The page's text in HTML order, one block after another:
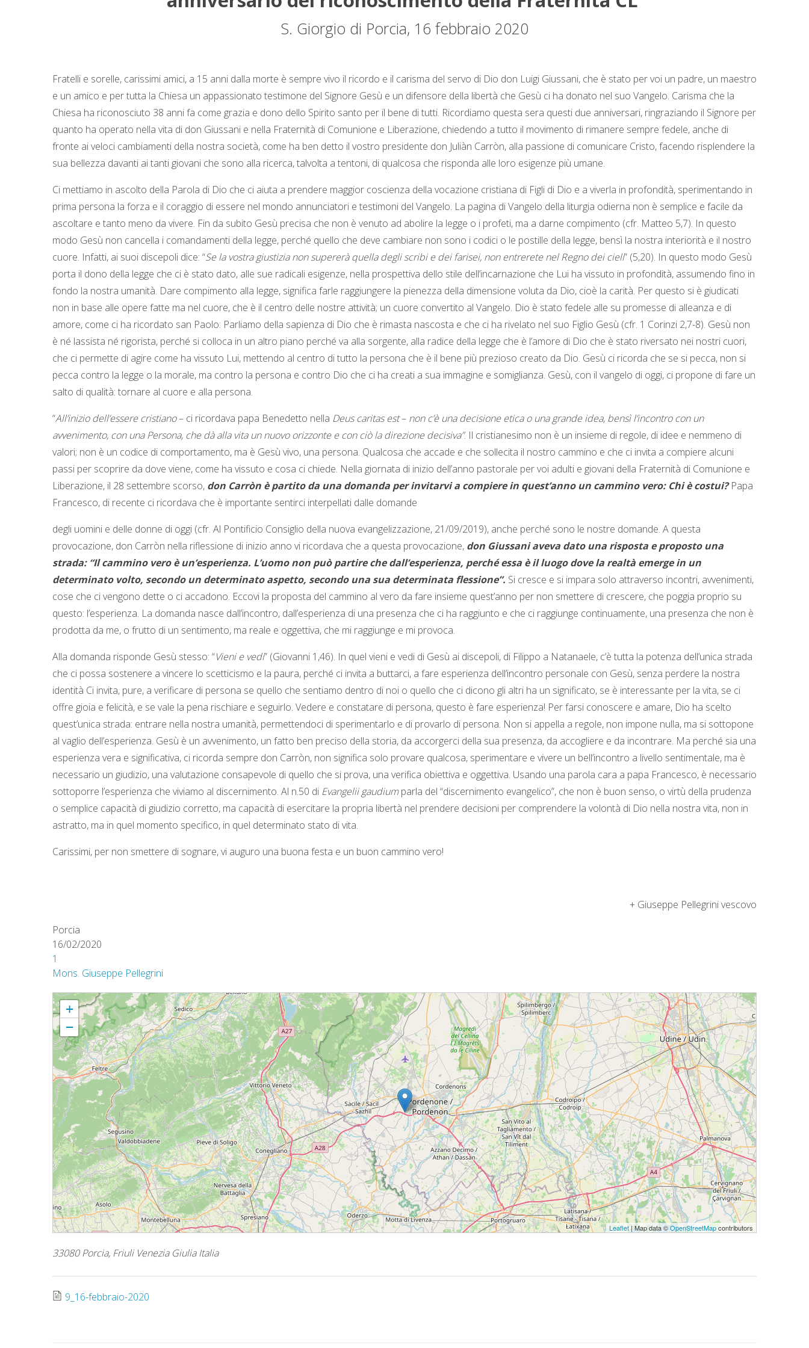
S. Giorgio di Porcia, 16 febbraio 2020
Fratelli e sorelle, carissimi amici, a 15 anni dalla morte è sempre vivo il ricordo e il carisma del servo di Dio don Luigi Giussani, che è stato per voi un padre, un maestro
e un amico e per tutta la Chiesa un appassionato testimone del Signore Gesù e un difensore della libertà che Gesù ci ha donato nel suo Vangelo. Carisma che la
Chiesa ha riconosciuto 38 anni fa come grazia e dono dello Spirito santo per il bene di tutti. Ricordiamo questa sera questi due anniversari, ringraziando il Signore per
quanto ha operato nella vita di don Giussani e nella Fraternità di Comunione e Liberazione, chiedendo a tutto il movimento di rimanere sempre fedele, anche di
fronte ai veloci cambiamenti della nostra società, come ha ben detto il vostro presidente don Juliàn Carròn, alla passione di comunicare Cristo, facendo risplendere la
sua bellezza davanti ai tanti giovani che sono alla ricerca, talvolta a tentoni, di qualcosa che risponda alle loro esigenze più umane.
Ci mettiamo in ascolto della Parola di Dio che ci aiuta a prendere maggior coscienza della vocazione cristiana di Figli di Dio e a viverla in profondità, sperimentando in
prima persona la forza e il coraggio di essere nel mondo annunciatori e testimoni del Vangelo. La pagina di Vangelo della liturgia odierna non è semplice e facile da
ascoltare e tanto meno da vivere. Fin da subito Gesù precisa che non è venuto ad abolire la legge o i profeti, ma a darne compimento (cfr. Matteo 5,7). In questo
modo Gesù non cancella i comandamenti della legge, perché quello che deve cambiare non sono i codici o le postille della legge, bensì la nostra interiorità e il nostro
cuore. Infatti, ai suoi discepoli dice: “Se la vostra giustizia non supererà quella degli scribi e dei farisei, non entrerete nel Regno dei cieli” (5,20). In questo modo Gesù
porta il dono della legge che ci è stato dato, alle sue radicali esigenze, nella prospettiva dello stile dell’incarnazione che Lui ha vissuto in profondità, assumendo fino in
fondo la nostra umanità. Dare compimento alla legge, significa farle raggiungere la pienezza della dimensione voluta da Dio, cioè la carità. Per questo si è giudicati
non in base alle opere fatte ma nel cuore, che è il centro delle nostre attività; un cuore convertito al Vangelo. Dio è stato fedele alle su promesse di alleanza e di
amore, come ci ha ricordato san Paolo: Parliamo della sapienza di Dio che è rimasta nascosta e che ci ha rivelato nel suo Figlio Gesù (cfr. 1 Corinzi 2,7-8). Gesù non
è né lassista né rigorista, perché si colloca in un altro piano perché va alla sorgente, alla radice della legge che è l’amore di Dio che è stato riversato nei nostri cuori,
che ci permette di agire come ha vissuto Lui, mettendo al centro di tutto la persona che è il bene più prezioso creato da Dio. Gesù ci ricorda che se si pecca, non si
pecca contro la legge o la morale, ma contro la persona e contro Dio che ci ha creati a sua immagine e somiglianza. Gesù, con il vangelo di oggi, ci propone di fare un
salto di qualità: tornare al cuore e alla persona.
“All’inizio dell’essere cristiano– ci ricordava papa Benedetto nella Deus caritas est– non c’è una decisione etica o una grande idea, bensì l’incontro con un
avvenimento, con una Persona, che dà alla vita un nuovo orizzonte e con ciò la direzione decisiva”. Il cristianesimo non è un insieme di regole, di idee e nemmeno di
valori; non è un codice di comportamento, ma è Gesù vivo, una persona. Qualcosa che accade e che sollecita il nostro cammino e che ci invita a compiere alcuni
passi per scoprire da dove viene, come ha vissuto e cosa ci chiede. Nella giornata di inizio dell’anno pastorale per voi adulti e giovani della Fraternità di Comunione e
Liberazione, il 28 settembre scorso, don Carròn è partito da una domanda per invitarvi a compiere in quest’anno un cammino vero: Chi è costui?Papa
Francesco, di recente ci ricordava che è importante sentirci interpellati dalle domande
degli uomini e delle donne di oggi (cfr. Al Pontificio Consiglio della nuova evangelizzazione, 21/09/2019), anche perché sono le nostre domande. A questa
provocazione, don Carròn nella riflessione di inizio anno vi ricordava che a questa provocazione, don Giussani aveva dato una risposta e proposto una
strada: “Il cammino vero è un’esperienza. L’uomo non può partire che dall’esperienza, perché essa è il luogo dove la realtà emerge in un
determinato volto, secondo un determinato aspetto, secondo una sua determinata flessione”. Si cresce e si impara solo attraverso incontri, avvenimenti,
cose che ci vengono dette o ci accadono. Eccovi la proposta del cammino al vero da fare insieme quest’anno per non smettere di crescere, che poggia proprio su
questo: l’esperienza. La domanda nasce dall’incontro, dall’esperienza di una presenza che ci ha raggiunto e che ci raggiunge continuamente, una presenza che non è
prodotta da me, o frutto di un sentimento, ma reale e oggettiva, che mi raggiunge e mi provoca.
Alla domanda risponde Gesù stesso: “Vieni e vedi” (Giovanni 1,46). In quel vieni e vedi di Gesù ai discepoli, di Filippo a Natanaele, c’è tutta la potenza dell’unica strada
che ci possa sostenere a vincere lo scetticismo e la paura, perché ci invita a buttarci, a fare esperienza dell’incontro personale con Gesù, senza perdere la nostra
identità Ci invita, pure, a verificare di persona se quello che sentiamo dentro di noi o quello che ci dicono gli altri ha un significato, se è interessante per la vita, se ci
offre gioia e felicità, e se vale la pena rischiare e seguirlo. Vedere e constatare di persona, questo è fare esperienza! Per farsi conoscere e amare, Dio ha scelto
quest’unica strada: entrare nella nostra umanità, permettendoci di sperimentarlo e di provarlo di persona. Non si appella a regole, non impone nulla, ma si sottopone
al vaglio dell’esperienza. Gesù è un avvenimento, un fatto ben preciso della storia, da accorgerci della sua presenza, da accogliere e da incontrare. Ma perché sia una
esperienza vera e significativa, ci ricorda sempre don Carròn, non significa solo provare qualcosa, sperimentare e vivere un bell’incontro a livello sentimentale, ma è
necessario un giudizio, una valutazione consapevole di quello che si prova, una verifica obiettiva e oggettiva. Usando una parola cara a papa Francesco, è necessario
sottoporre l’esperienza che viviamo al discernimento. Al n.50 di Evangelii gaudiumparla del “discernimento evangelico”, che non è buon senso, o virtù della prudenza
o semplice capacità di giudizio corretto, ma capacità di esercitare la propria libertà nel prendere decisioni per comprendere la volontà di Dio nella nostra vita, non in
astratto, ma in quel momento specifico, in quel determinato stato di vita.
Carissimi, per non smettere di sognare, vi auguro una buona festa e un buon cammino vero!
+ Giuseppe Pellegrini vescovo
Porcia
16/02/2020
1
Mons. Giuseppe Pellegrini
S. Messa nel XV anniversario della morte di don Giussani e nel 38° anniversario del riconoscimento della Fraternità CL
+
−
Leaflet| Map data ©OpenStreetMapcontributors
33080 Porcia, Friuli Venezia Giulia Italia
9_16-febbraio-2020